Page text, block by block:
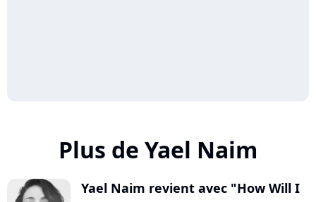
Plus de Yael Naim
Yael Naim revient avec "How Will I